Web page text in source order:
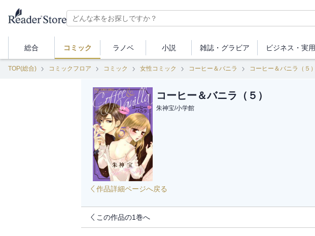
総合 コミック ラノベ 小説 雑誌・ グラビア ビジネス ・実用
TOP(総合) コミックフロア コミック 女性コミック コーヒー＆バニラ コーヒー＆バニラ（５）
コーヒー＆バニラ（５）
朱神宝/小学館
作品詳細ページへ戻る
この作品の1巻へ